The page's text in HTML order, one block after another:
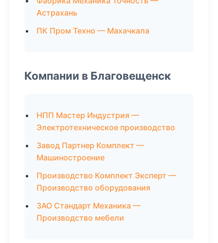
Астрахань
ПК Пром Техно — Махачкала
Компании в Благовещенск
НПП Мастер Индустрия —
Электротехническое производство
Завод Партнер Комплект —
Машиностроение
Производство Комплект Эксперт —
Производство оборудования
ЗАО Стандарт Механика —
Производство мебели